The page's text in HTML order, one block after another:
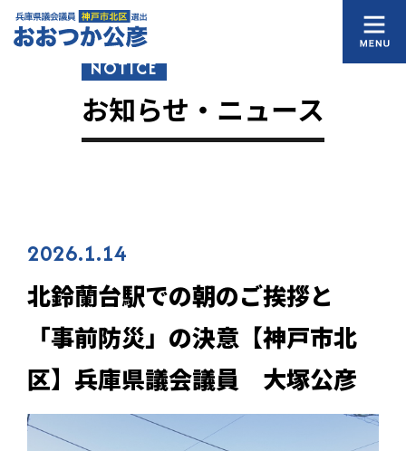
NOTICE
お知らせ・ニュース
2026.1.14
北鈴蘭台駅での朝のご挨拶と
「事前防災」の決意【神戸市北
区】兵庫県議会議員 大塚公彦